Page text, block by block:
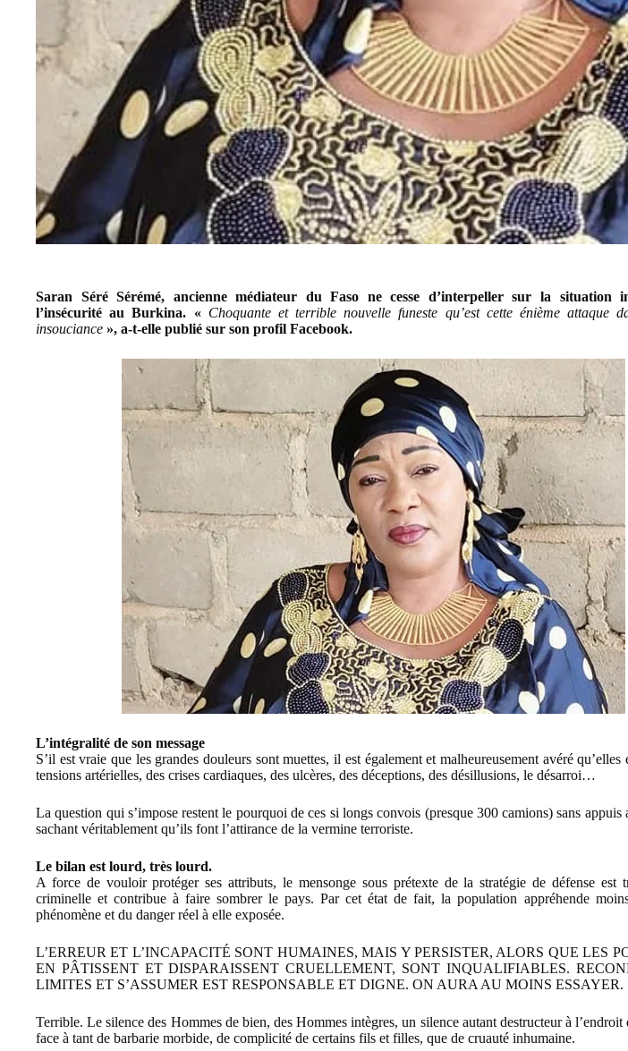
Saran Séré Sérémé, ancienne médiateur du Faso ne cesse d’interpeller sur la situation
l’insécurité au Burkina. « Choquante et terrible nouvelle funeste qu’est cette énième attaque
insouciance », a-t-elle publié sur son profil Facebook.
L’intégralité de son message
S’il est vraie que les grandes douleurs sont muettes, il est également et malheureusement avéré qu’elles
tensions artérielles, des crises cardiaques, des ulcères, des déceptions, des désillusions, le désarroi…
La question qui s’impose restent le pourquoi de ces si longs convois (presque 300 camions) sans appuis
sachant véritablement qu’ils font l’attirance de la vermine terroriste.
Le bilan est lourd, très lourd.
A force de vouloir protéger ses attributs, le mensonge sous prétexte de la stratégie de défense est
criminelle et contribue à faire sombrer le pays. Par cet état de fait, la population appréhende
phénomène et du danger réel à elle exposée.
L’ERREUR ET L’INCAPACITÉ SONT HUMAINES, MAIS Y PERSISTER, ALORS QUE LES
EN PÂTISSENT ET DISPARAISSENT CRUELLEMENT, SONT INQUALIFIABLES.
LIMITES ET S’ASSUMER EST RESPONSABLE ET DIGNE. ON AURA AU MOINS ESSAYER.
Terrible. Le silence des Hommes de bien, des Hommes intègres, un silence autant destructeur à l’endroit
face à tant de barbarie morbide, de complicité de certains fils et filles, que de cruauté inhumaine.